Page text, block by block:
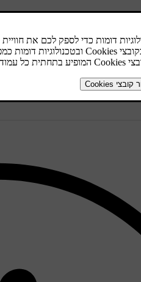
והלחצנים בצד ימין של
כתוצאה מקרח וכפור.
כדאי לעשות זאת במצב חניה.